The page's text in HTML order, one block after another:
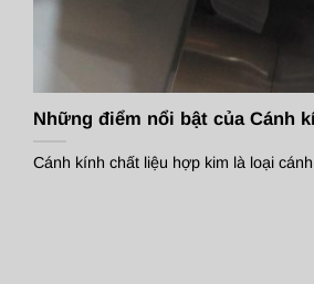
Những điểm nổi bật của Cánh
Cánh kính chất liệu hợp kim là loại